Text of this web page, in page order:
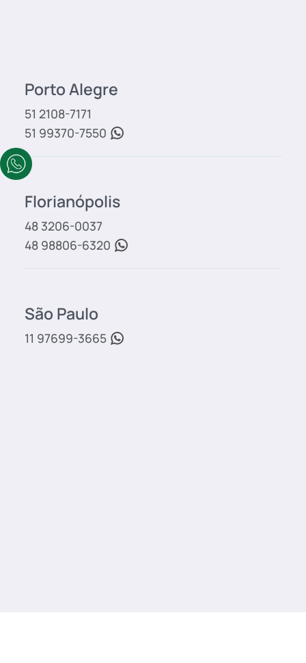
Porto Alegre
51 2108-7171
51 99370-7550
Florianópolis
48 3206-0037
48 98806-6320
São Paulo
11 97699-3665